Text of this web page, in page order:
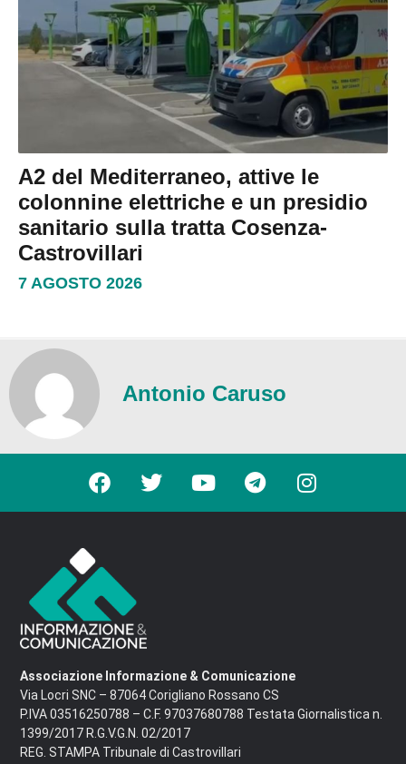
A2 del Mediterraneo, attive le
colonnine elettriche e un presidio
sanitario sulla tratta Cosenza-
Castrovillari
7 AGOSTO 2026
Antonio Caruso
Associazione Informazione & Comunicazione
Via Locri SNC – 87064 Corigliano Rossano CS
P.IVA 03516250788 – C.F. 97037680788 Testata Giornalistica n.
1399/2017 R.G.V.G.N. 02/2017
REG. STAMPA Tribunale di Castrovillari